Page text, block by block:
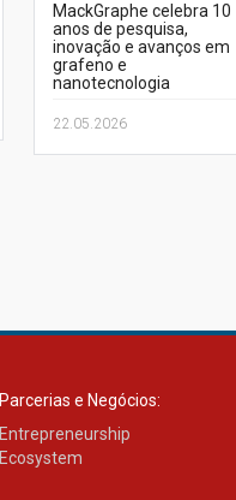
MackGraphe celebra 10
anos de pesquisa,
inovação e avanços em
grafeno e
nanotecnologia
22.05.2026
Parcerias e Negócios:
Entrepreneurship
Ecosystem